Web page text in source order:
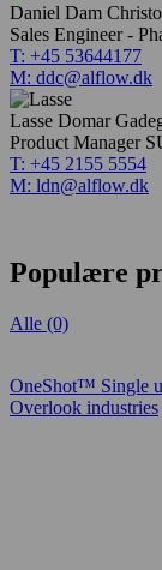
Daniel Dam
Sales Engineer -
T: +45 53644177
M: ddc@alflow.dk
Lasse Domar
Product Manager
T: +45 2155 5554
M: ldn@alflow.dk
Populære
Alle (0)
OneShot™ Single
Overlook industries